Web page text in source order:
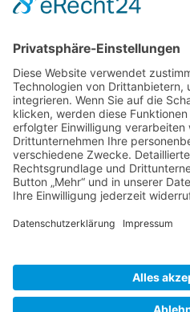
Mo -->
8:30-10 Uhr
Di -->
8:30-10 Uhr
Do -->
8:30-10 Uhr
Fr -->
8:30-10 Uhr
Terminsprechstunde
Mo
8:30-12 Uhr und 16-18 Uhr
Di
8:30-12 Uhr und 16-20 Uhr
Mi
Privatsprechstunde
Do
8:30-12 Uhr und 16-18 Uhr